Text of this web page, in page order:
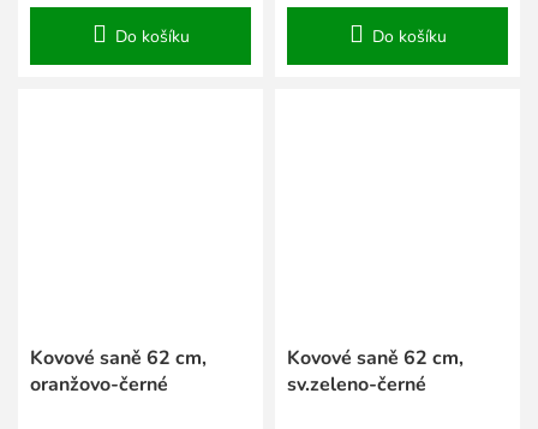
Do košíku Do košíku
Kovové saně 62 cm,
oranžovo-černé
Kovové saně 62 cm,
sv.zeleno-černé